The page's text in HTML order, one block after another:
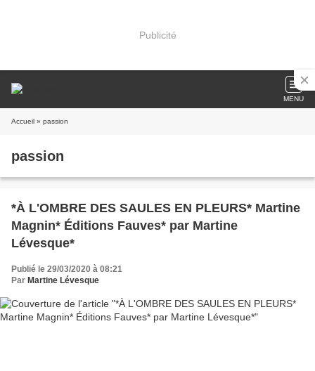
Publicité
MENU
Accueil » passion
passion
*À L'OMBRE DES SAULES EN PLEURS* Martine
Magnin* Éditions Fauves* par Martine
Lévesque*
Publié le 29/03/2020 à 08:21
Par Martine Lévesque